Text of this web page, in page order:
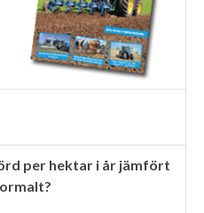
per hektar i år jämfört